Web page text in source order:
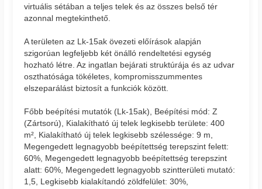
virtuális sétában a teljes telek és az összes belső tér
azonnal megtekinthető.
A területen az Lk-15ak övezeti előírások alapján
szigorúan legfeljebb két önálló rendeltetési egység
hozható létre. Az ingatlan bejárati struktúrája és az udvar
oszthatósága tökéletes, kompromisszummentes
elszeparálást biztosít a funkciók között.
Főbb beépítési mutatók (Lk-15ak), Beépítési mód: Z
(Zártsorú), Kialakítható új telek legkisebb területe: 400
m², Kialakítható új telek legkisebb szélessége: 9 m,
Megengedett legnagyobb beépítettség terepszint felett:
60%, Megengedett legnagyobb beépítettség terepszint
alatt: 60%, Megengedett legnagyobb szintterületi mutató:
1,5, Legkisebb kialakítandó zöldfelület: 30%,